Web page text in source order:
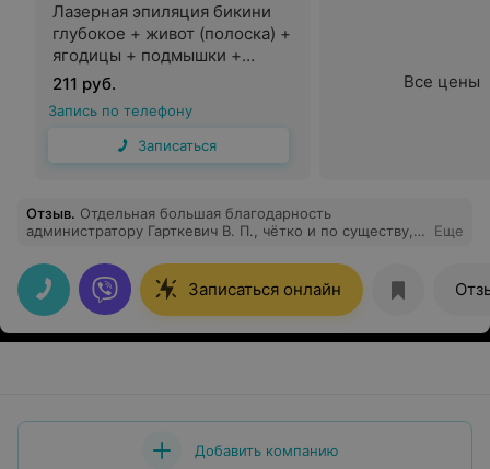
Лазерная эпиляция бикини
глубокое + живот (полоска) +
ягодицы + подмышки +
голени + бедра + подъем
стоп и пальцы ног + плечи +
предплечья + кисти рук
211 руб.
Запись по телефону
Записаться
Все цены
Отзыв. Отдельная большая благодарность
администратору Гарткевич В. П., чётко и по существу,
внимательная, приятная в общении. Высокий уровень!
Еще
Записаться онлайн
Добавить компанию